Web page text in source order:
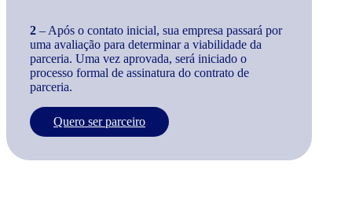
2 – Após o contato inicial, sua empresa passará por
uma avaliação para determinar a viabilidade da
parceria. Uma vez aprovada, será iniciado o
processo formal de assinatura do contrato de
parceria.
Quero ser parceiro